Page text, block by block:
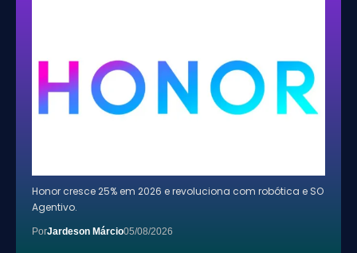
Honor cresce 25% em 2026 e revoluciona com robótica e SO
Agentivo.
PorJardeson Márcio05/08/2026